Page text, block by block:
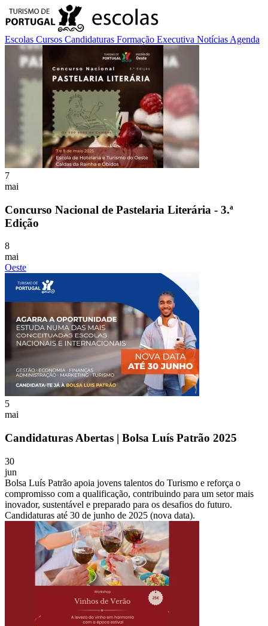
Escolas Cursos Candidaturas Formação Executiva Notícias Agenda
7
mai
Concurso Nacional de Pastelaria Literária - 3.ª
Edição
8
mai
Oeste
5
mai
Candidaturas Abertas | Bolsa Luís Patrão 2025
30
jun
Bolsa Luís Patrão apoia jovens talentos do Turismo e reforça o
compromisso com a qualificação, contribuindo para um setor mais
inovador, sustentável e preparado para os desafios do futuro.
Candidaturas até 30 de junho de 2025 (nova data).